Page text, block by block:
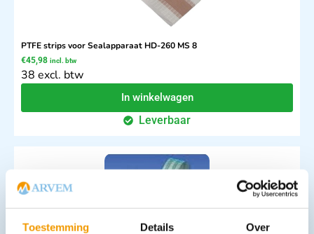
Toestemming Details Over
PTFE strips voor Sealapparaat HD-260 MS 8
€45,98 incl. btw
38 excl. btw
In winkelwagen
Leverbaar